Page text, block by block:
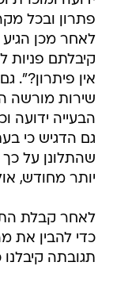
פתרון ובכל
לאחר מכן הגיע
קיבלתם פניות
אין פיתרון?".
שירות מורשה
הבעייה ידועה
גם הדגיש כי
שהתלונן על
יותר מחודש,
לאחר קבלת
תגובתה